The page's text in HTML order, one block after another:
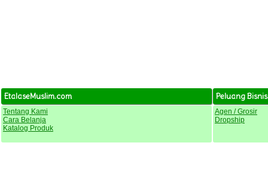
EtalaseMuslim.com Peluang Bisnis
Tentang Kami
Cara Belanja
Katalog Produk
Agen / Grosir
Dropship